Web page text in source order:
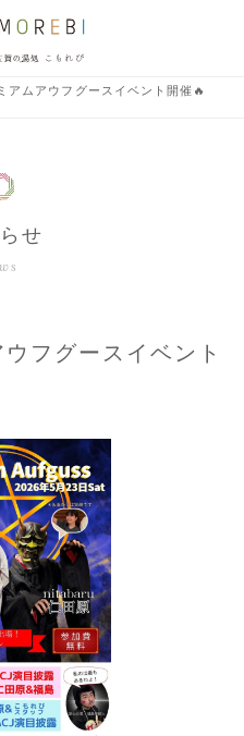
アムアウフグースイベント開催🔥
せ
フグースイベント